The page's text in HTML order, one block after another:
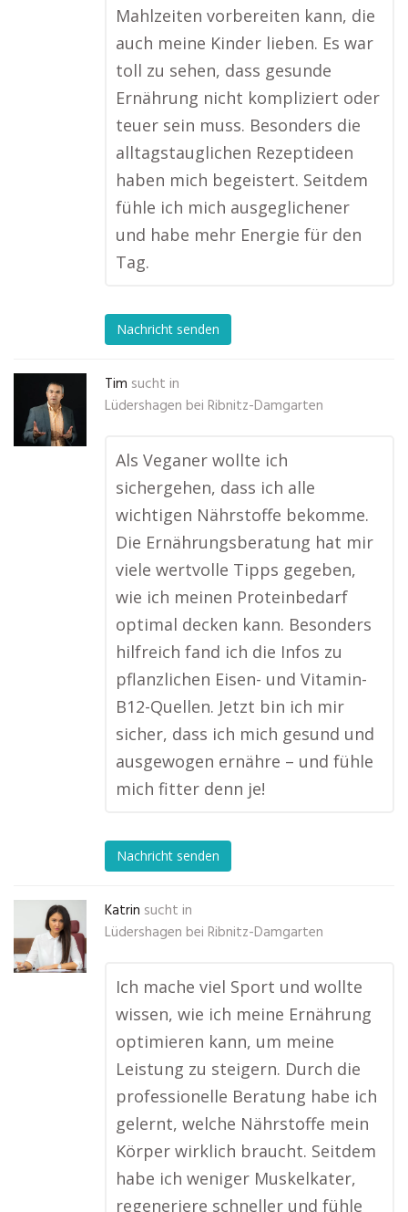
Mahlzeiten vorbereiten kann, die
auch meine Kinder lieben. Es war
toll zu sehen, dass gesunde
Ernährung nicht kompliziert oder
teuer sein muss. Besonders die
alltagstauglichen Rezeptideen
haben mich begeistert. Seitdem
fühle ich mich ausgeglichener
und habe mehr Energie für den
Tag.
Nachricht senden
Tim sucht in
Lüdershagen bei Ribnitz-Damgarten
Als Veganer wollte ich
sichergehen, dass ich alle
wichtigen Nährstoffe bekomme.
Die Ernährungsberatung hat mir
viele wertvolle Tipps gegeben,
wie ich meinen Proteinbedarf
optimal decken kann. Besonders
hilfreich fand ich die Infos zu
pflanzlichen Eisen- und Vitamin-
B12-Quellen. Jetzt bin ich mir
sicher, dass ich mich gesund und
ausgewogen ernähre – und fühle
mich fitter denn je!
Nachricht senden
Katrin sucht in
Lüdershagen bei Ribnitz-Damgarten
Ich mache viel Sport und wollte
wissen, wie ich meine Ernährung
optimieren kann, um meine
Leistung zu steigern. Durch die
professionelle Beratung habe ich
gelernt, welche Nährstoffe mein
Körper wirklich braucht. Seitdem
habe ich weniger Muskelkater,
regeneriere schneller und fühle